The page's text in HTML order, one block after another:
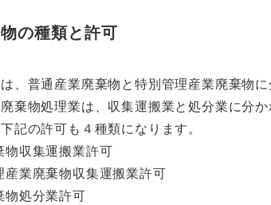
の種類と許可
、普通産業廃棄物と特別管理産業廃棄物に
棄物処理業は、収集運搬業と処分業に分か
記の許可も４種類になります。
収集運搬業許可
業廃棄物収集運搬業許可
処分業許可